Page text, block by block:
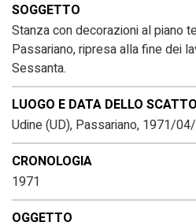
SOGGETTO
Stanza con decorazioni al piano
Passariano, ripresa alla fine dei
Sessanta.
LUOGO E DATA DELLO SCATTO
Udine (UD), Passariano, 1971/
CRONOLOGIA
1971